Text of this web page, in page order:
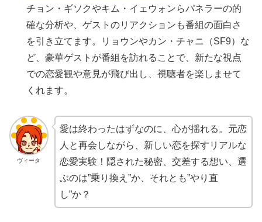
チョン・ギソクやキム・イェウォンらパネラーの的
確な分析や、ゲストのリアクションも番組の面白さ
を引き立てます。リョウンやカン・チャニ（SF9）な
ど、豪華ゲストが番組を訪れることで、新たな視点
での恋愛観や意見が飛び出し、視聴者を楽しませて
くれます。
ヴィータ
愛は終わったはずなのに、心が揺れる。元恋
人と再会しながら、新しい恋を探すリアルな
恋愛実験！隠された秘密、交差する想い、選
ぶのは”乗り換え”か、それとも”やり直
し”か？